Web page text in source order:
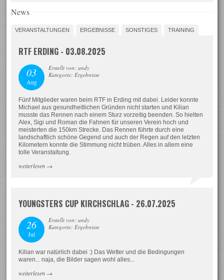
News
VERANSTALTUNGEN ERGEBNISSE SONSTIGES TRAINING
RTF ERDING - 03.08.2025
03
Aug
Erstellt von: andy
Kategorie: Ergebnisse
Fünf Mitglieder waren beim RTF in Erding mit dabei. Leider konnte
Michael aus gesundheitlichen Gründen nicht starten und Kilian
musste das Rennen nach einem Sturz vorzeitig beenden. So hielten
Alex, Sigi und Roman die Fahnen für unseren Verein hoch und
meisterten die 150km Strecke. Das Rennen führte durch eine
landschaftlich schöne Gegend und auch der Regen auf den letzten
Kilometern konnte die Stimmung nicht trüben. Alles in allem eine
tolle Veranstaltung.
weiterlesen →
YOUNGSTERS CUP KIRCHSCHLAG - 26.07.2025
26
Jul
Erstellt von: andy
Kategorie: Ergebnisse
Kilian war natürlich dabei :) Das Wetter und die Bedingungen
waren... naja, die Bilder sagen wohl alles...
weiterlesen →